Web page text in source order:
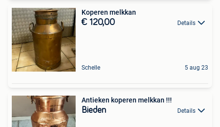
Koperen melkkan
€ 120,00 Details
Schelle 5 aug 23
Antieken koperen melkkan !!!
Bieden Details